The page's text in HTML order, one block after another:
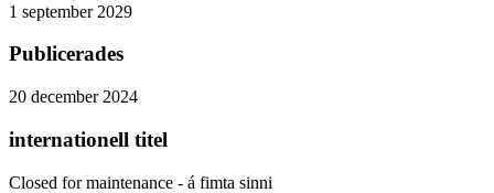
1 september 2029
Publicerades
20 december 2024
internationell titel
Closed for maintenance - á fimta sinni